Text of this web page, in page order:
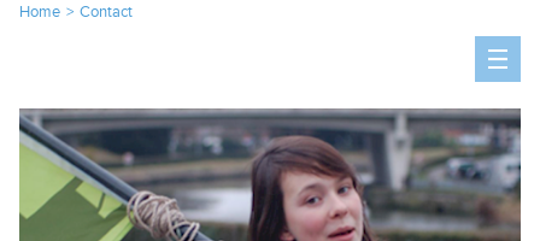
Home Contact